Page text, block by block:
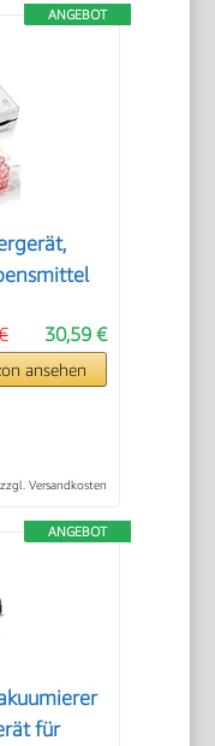
ANGEBOT
30,59 €
ansehen
Versandkosten
ANGEBOT
für